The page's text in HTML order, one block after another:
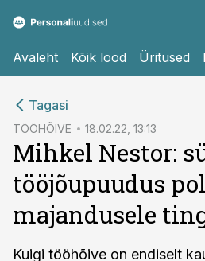
Avaleht Kõik lood Üritused
Tagasi
TÖÖHÕIVE 18.02.22, 13:13
Mihkel Nestor:
tööjõupuudus
majandusele
Kuigi tööhõive on endiselt